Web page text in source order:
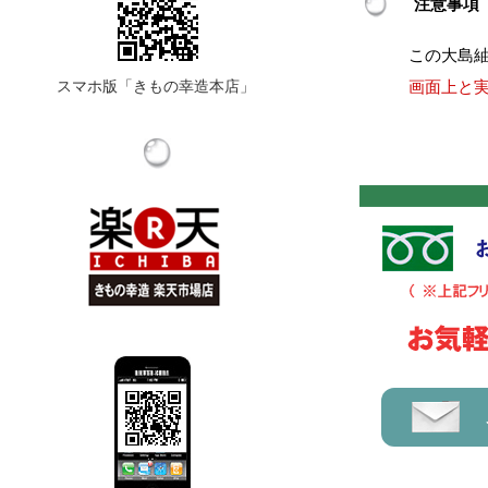
スマホ版「きもの幸造本店」
注意事項
この大島
画面上と